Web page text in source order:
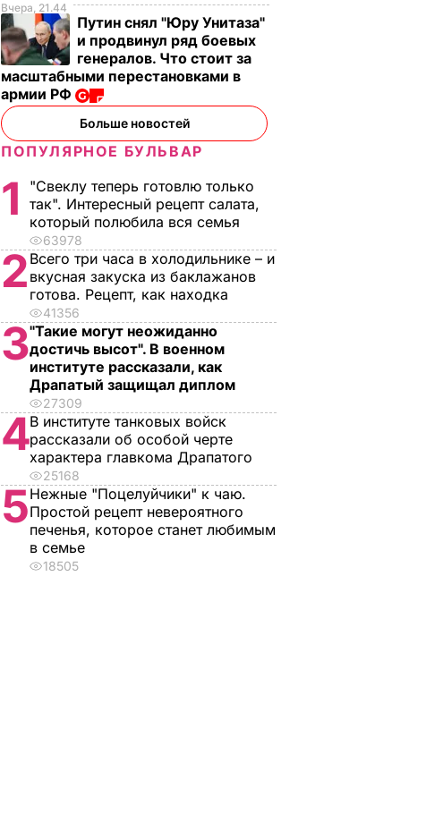
Вчера, 21.44
Путин снял "Юру Унитаза"
и продвинул ряд боевых
генералов. Что стоит за
масштабными перестановками в
армии РФ
Больше новостей
ПОПУЛЯРНОЕ БУЛЬВАР
1
"Свеклу теперь готовлю только
так". Интересный рецепт салата,
который полюбила вся семья
63978
2 Всего три часа в холодильнике – и
вкусная закуска из баклажанов
готова. Рецепт, как находка
41356
3"Такие могут неожиданно
достичь высот". В военном
институте рассказали, как
Драпатый защищал диплом
27309
4В институте танковых войск
рассказали об особой черте
характера главкома Драпатого
25168
5Нежные "Поцелуйчики" к чаю.
Простой рецепт невероятного
печенья, которое станет любимым
в семье
18505